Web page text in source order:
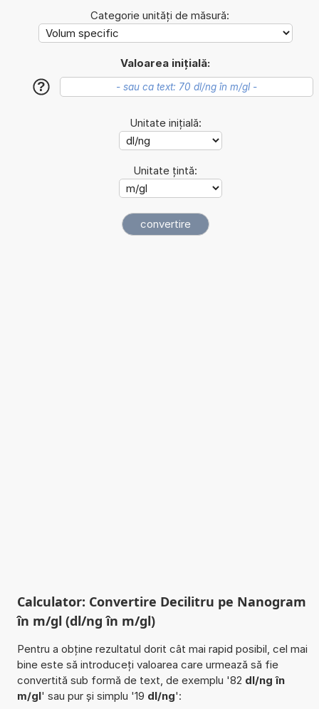
Categorie unități de măsură:
Valoarea inițială:
?
Unitate inițială:
Unitate țintă:
Calculator: Convertire Decilitru pe Nanogram
în m/gl (dl/ng în m/gl)
Pentru a obține rezultatul dorit cât mai rapid posibil, cel mai
bine este să introduceți valoarea care urmează să fie
convertită sub formă de text, de exemplu '82 dl/ng în
m/gl' sau pur și simplu '19 dl/ng':